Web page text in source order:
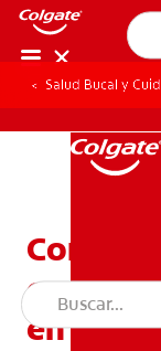
Salud Bucal y
Como
en